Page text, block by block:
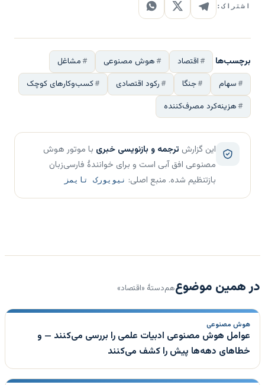
اشتراک:
برچسب‌ها اقتصاد هوش مصنوعی
مشاغل
سهام
جنگا رکود اقتصادی
کسب‌وکارهای کوچک
هزینه‌کرد مصرف‌کننده
این گزارش ترجمه و بازنویسی خبری با موتور هوش
مصنوعی افق آبی است و برای خوانندهٔ فارسی‌زبان
بازتنظیم شده. منبع اصلی: نیویورک تایمز
در همین موضوعهم‌دستهٔ «اقتصاد»
هوش مصنوعی
عوامل هوش مصنوعی ادبیات علمی را بررسی می‌کنند — و
خطاهای دهه‌ها پیش را کشف می‌کنند